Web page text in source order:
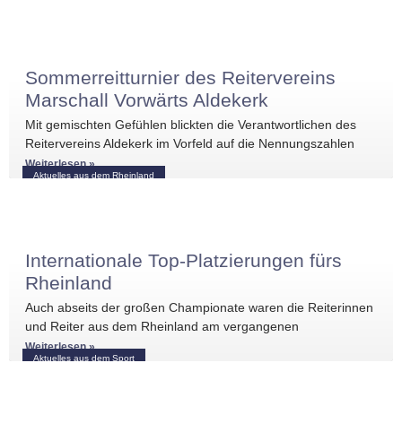
Aktuelles aus dem Rheinland
Sommerreitturnier des Reitervereins
Marschall Vorwärts Aldekerk
Mit gemischten Gefühlen blickten die Verantwortlichen des
Reitervereins Aldekerk im Vorfeld auf die Nennungszahlen
vergleichbarer Turniere in der näheren Umgebung. Umso
größer war die
Weiterlesen »
Aktuelles aus dem Sport
Internationale Top-Platzierungen fürs
Rheinland
Auch abseits der großen Championate waren die Reiterinnen
und Reiter aus dem Rheinland am vergangenen
Wochenende international erfolgreich unterwegs. Bei
Weiterlesen »